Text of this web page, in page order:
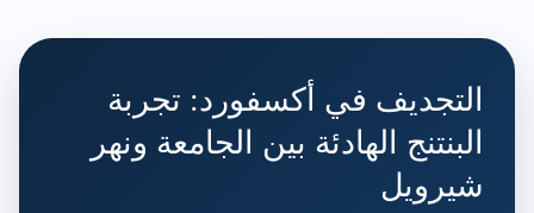
التجديف في أكسفورد: تجربة
البنتنج الهادئة بين الجامعة ونهر
شيرويل